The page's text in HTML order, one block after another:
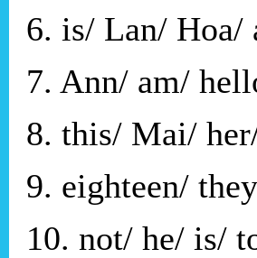
6. is/ Lan/ Hoa/
7. Ann/ am/
8. this/ Mai/
9. eighteen/
10. not/ he/ is/